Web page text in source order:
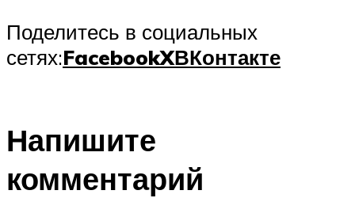
Поделитесь в социальных
сетях:FacebookXВКонтакте
Напишите
комментарий